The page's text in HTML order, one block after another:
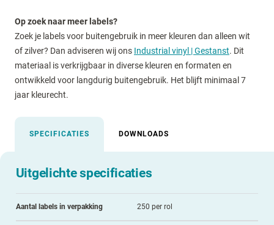
Op zoek naar meer labels?
Zoek je labels voor buitengebruik in meer kleuren dan alleen wit
of zilver? Dan adviseren wij ons Industrial vinyl | Gestanst. Dit
materiaal is verkrijgbaar in diverse kleuren en formaten en
ontwikkeld voor langdurig buitengebruik. Het blijft minimaal 7
jaar kleurecht.
SPECIFICATIES DOWNLOADS
Uitgelichte specificaties
Aantal labels in verpakking 250 per rol